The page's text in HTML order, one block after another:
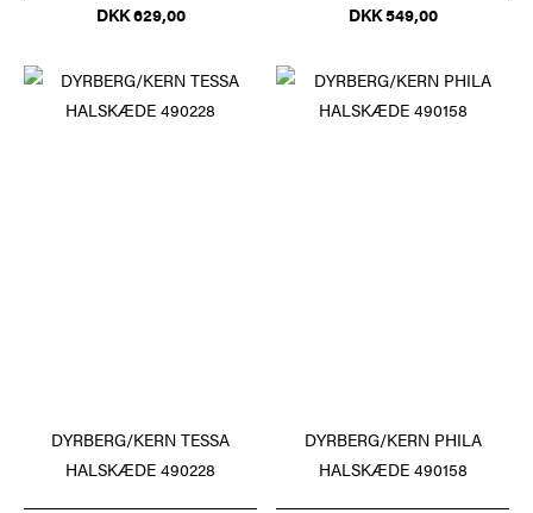
DKK 629,00 DKK 549,00
DYRBERG/KERN TESSA
HALSKÆDE 490228
DYRBERG/KERN PHILA
HALSKÆDE 490158